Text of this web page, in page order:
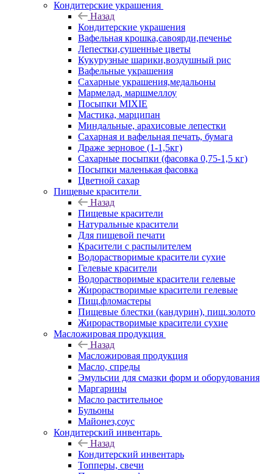
Кондитерские украшения
Назад
Кондитерские украшения
Вафельная крошка,савоярди,печенье
Лепестки,сушенные цветы
Кукурузные шарики,воздушный рис
Вафельные украшения
Сахарные украшения,медальоны
Мармелад, маршмеллоу
Посыпки MIXIE
Мастика, марципан
Миндальные, арахисовые лепестки
Сахарная и вафельная печать, бумага
Драже зерновое (1-1,5кг)
Сахарные посыпки (фасовка 0,75-1,5 кг)
Посыпки маленькая фасовка
Цветной сахар
Пищевые красители
Назад
Пищевые красители
Натуральные красители
Для пищевой печати
Красители с распылителем
Водорастворимые красители сухие
Гелевые красители
Водорастворимые красители гелевые
Жирорастворимые красители гелевые
Пищ.фломастеры
Пищевые блестки (кандурин), пищ.золото
Жирорастворимые красители сухие
Масложировая продукция
Назад
Масложировая продукция
Масло, спреды
Эмульсии для смазки форм и оборудования
Маргарины
Масло растительное
Бульоны
Майонез,соус
Кондитерский инвентарь
Назад
Кондитерский инвентарь
Топперы, свечи